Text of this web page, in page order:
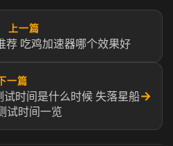
上一篇
荐 吃鸡加速器哪个效果好
一篇
时间是什么时候 失落星船
试时间一览
→